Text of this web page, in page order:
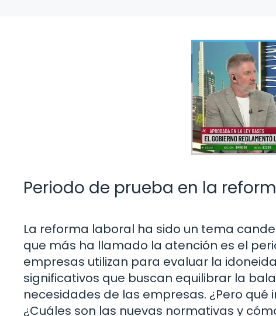
Periodo de prueba en la
La reforma laboral ha sido un tema
que más ha llamado la atención es el
empresas utilizan para evaluar la
significativos que buscan equilibrar la
necesidades de las empresas. ¿Pero
¿Cuáles son las nuevas normativas y